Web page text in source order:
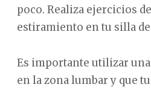
poco. Realiza ejercicios
estiramiento en tu silla
Es importante utilizar
en la zona lumbar y que